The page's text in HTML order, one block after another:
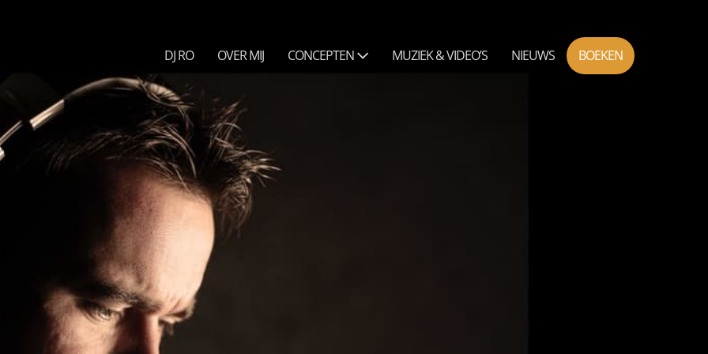
DJ RO OVER MIJ CONCEPTEN MUZIEK & VIDEO’S NIEUWS BOEKEN